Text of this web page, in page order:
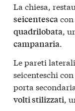
La chiesa,
seicentescacon
quadrilobata,
campanaria.
Le pareti
seicenteschi
porta
volti stilizzati,